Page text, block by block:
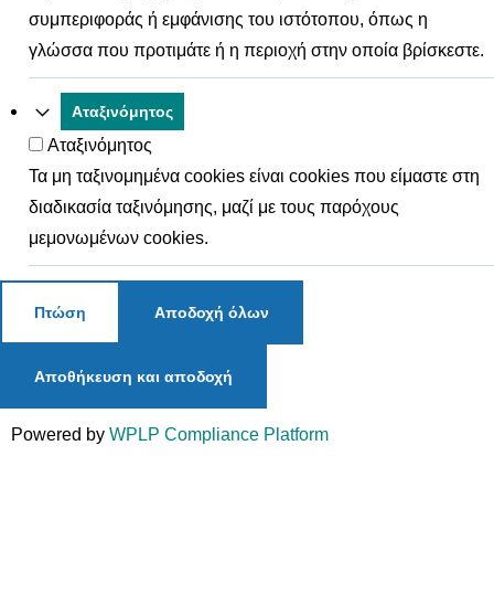
συμπεριφοράς ή εμφάνισης του ιστότοπου, όπως η
γλώσσα που προτιμάτε ή η περιοχή στην οποία βρίσκεστε.
Αταξινόμητος
Αταξινόμητος
Τα μη ταξινομημένα cookies είναι cookies που είμαστε στη
διαδικασία ταξινόμησης, μαζί με τους παρόχους
μεμονωμένων cookies.
Πτώση Αποδοχή όλων
Αποθήκευση και αποδοχή
Powered by WPLP Compliance Platform